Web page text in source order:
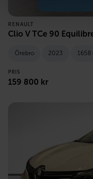
RENAULT
Clio V TCe 90
Örebro 2023 1658
PRIS
159 800 kr